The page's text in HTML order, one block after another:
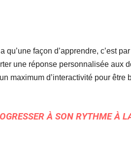
a qu’une façon d’apprendre, c’est
une réponse personnalisée aux
maximum d’interactivité pour être
À SON RYTHME À